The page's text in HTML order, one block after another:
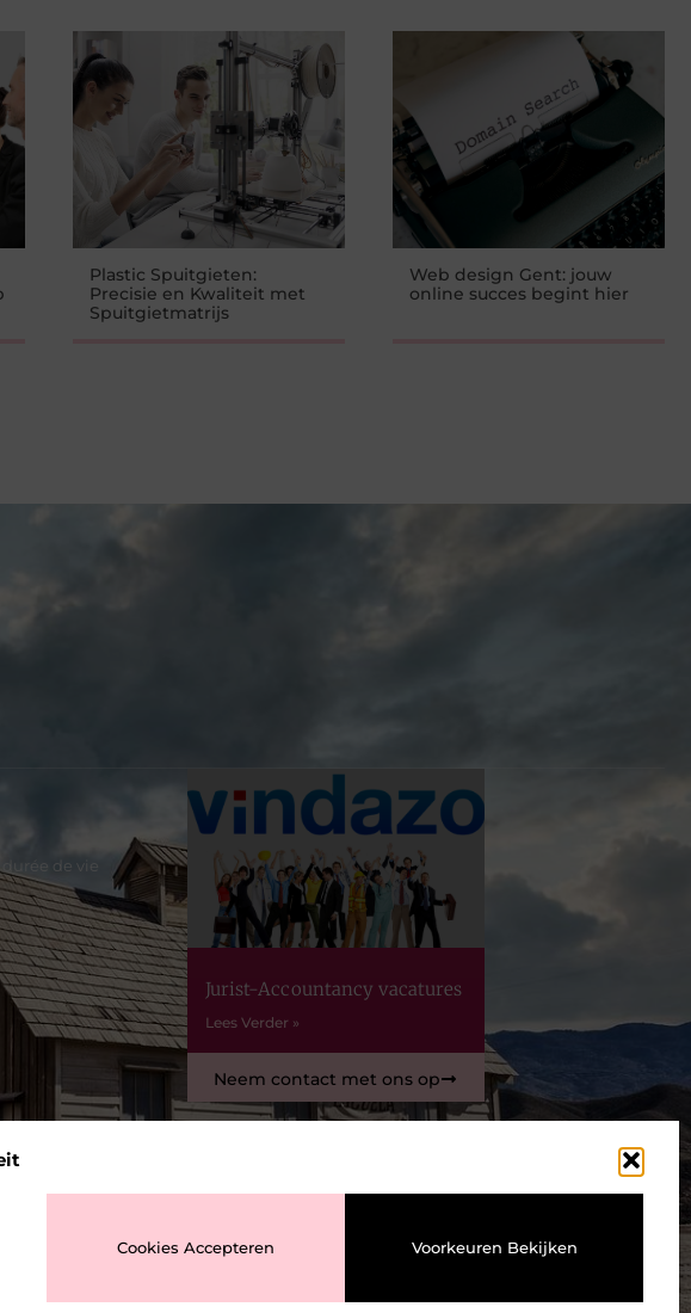
Cookies Accepteren Voorkeuren Bekijken
Plastic Spuitgieten:
Precisie en Kwaliteit met
Spuitgietmatrijs
Web design Gent: jouw
online succes begint hier
de vie
Jurist-Accountancy vacatures
Lees Verder »
Neem contact met ons op